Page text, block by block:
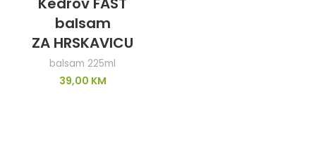
balsam
ZA HRSKAVICU
balsam 225ml
39,00 KM